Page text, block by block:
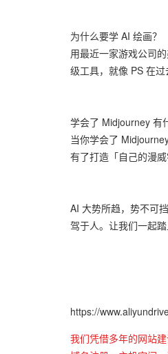
为什么要学 AI 绘画？
用最近一家游戏公司
级工具，就像 PS 在过
学会了 Midjourney 有
当你学会了
有了打造「自己的漫
AI 大势所趋，势不可
驾于人。让我们一起
https://
我们凭借多年的网站